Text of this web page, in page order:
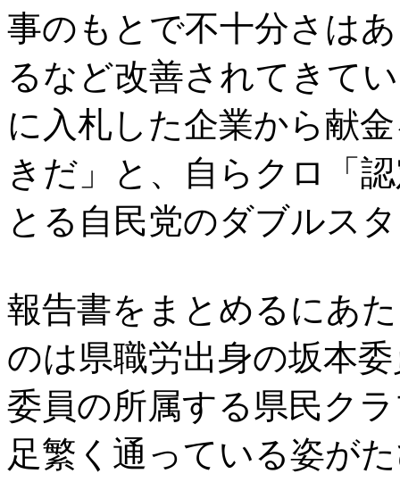
事のもとで不十分さは
るなど改善されてきて
に入札した企業から献
きだ」と、自らクロ「
とる自民党のダブルス
報告書をまとめるにあ
のは県職労出身の坂本
委員の所属する県民ク
足繁く通っている姿が